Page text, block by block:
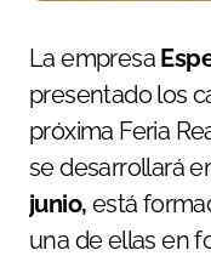
La empresa
presentado los
próxima Feria
se desarrollará
junio, está
una de ellas en